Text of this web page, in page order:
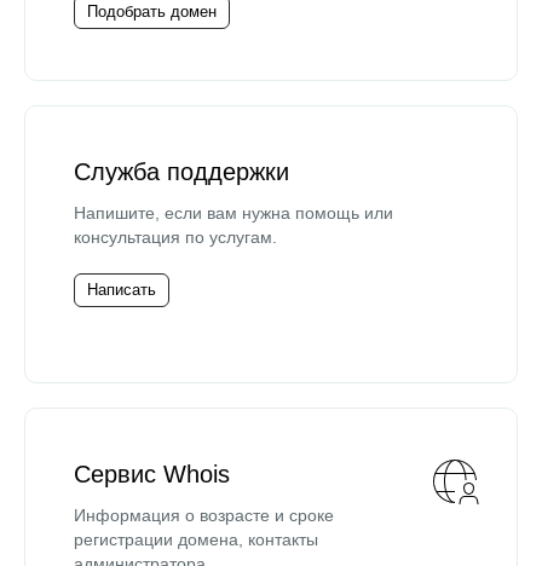
Подобрать домен
Служба поддержки
Напишите, если вам нужна помощь или
консультация по услугам.
Написать
Сервис Whois
Информация о возрасте и сроке
регистрации домена, контакты